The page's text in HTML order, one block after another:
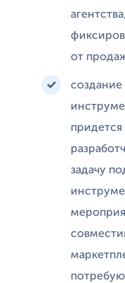
от
создание
придется
задачу